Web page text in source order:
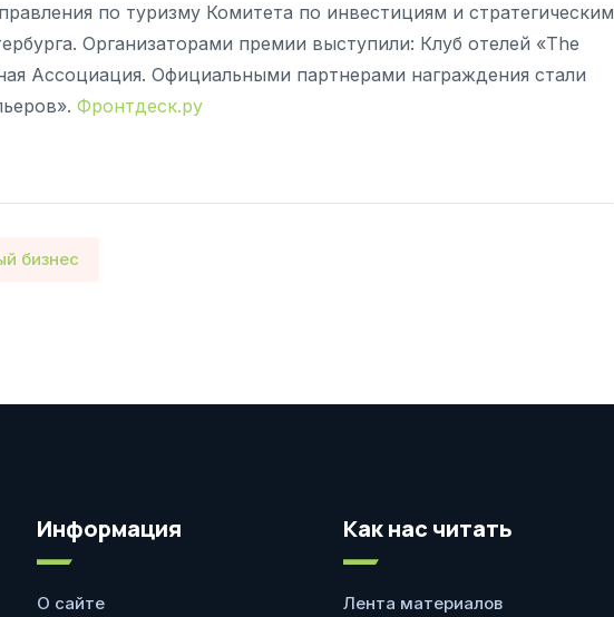
по туризму Комитета по инвестициям и стратегическим
Организаторами премии выступили: Клуб отелей «The
Ассоциация. Официальными партнерами награждения стали
Фронтдеск.ру
бизнес
Информация
О сайте
Как нас читать
Лента материалов